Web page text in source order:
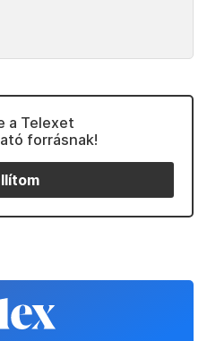
a Telexet
forrásnak!